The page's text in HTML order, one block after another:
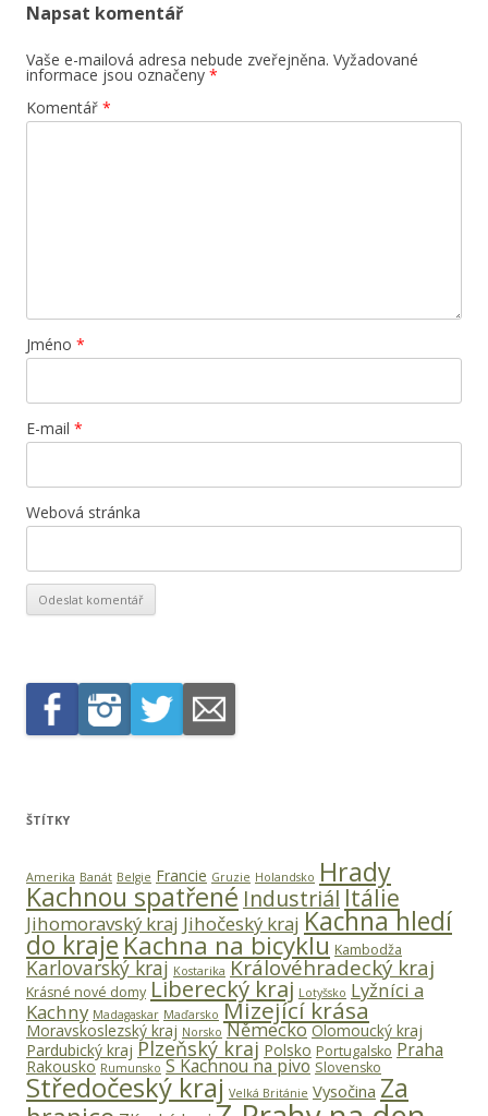
Napsat komentář
Vaše e-mailová adresa nebude zveřejněna. Vyžadované
informace jsou označeny *
Komentář *
Jméno *
E-mail *
Webová stránka
ŠTÍTKY
Amerika Banát Belgie Francie Gruzie Holandsko Hrady
Kachnou spatřené Industriál Itálie
Jihomoravský kraj Jihočeský kraj Kachna hledí
do kraje Kachna na bicyklu Kambodža
Karlovarský kraj Kostarika Královéhradecký kraj
Krásné nové domy Liberecký kraj Lotyšsko Lyžníci a
Kachny Madagaskar Maďarsko Mizející krása
Moravskoslezský kraj Norsko Německo Olomoucký kraj
Pardubický kraj Plzeňský kraj Polsko Portugalsko Praha
Rakousko Rumunsko S Kachnou na pivo Slovensko
Středočeský kraj Velká Británie Vysočina Za